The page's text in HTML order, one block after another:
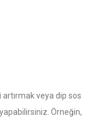
veya dip sos
Örneğin,